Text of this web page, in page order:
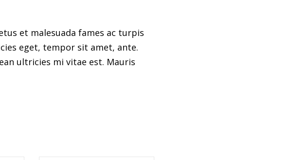
et malesuada fames ac turpis
eget, tempor sit amet, ante.
ultricies mi vitae est. Mauris